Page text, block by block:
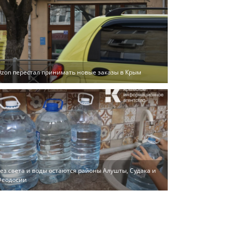
перестал принимать новые заказы в Крым
света и воды остаются районы Алушты, Судака и